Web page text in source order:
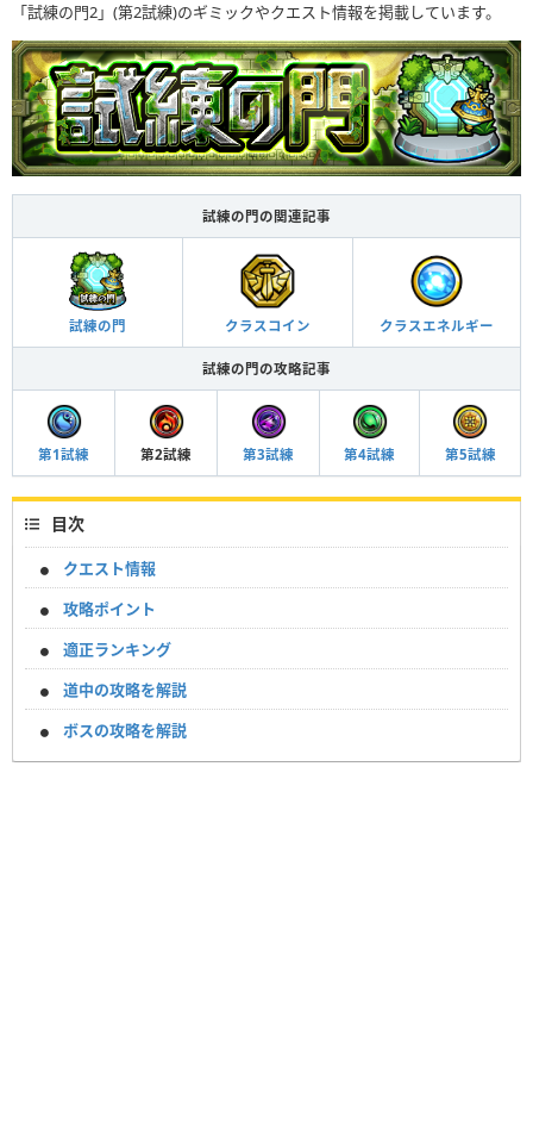
「試練の門2」(第2試練)のギミックやクエスト情報を掲載しています。
試練の門の関連記事
試練の門 クラスコイン クラスエネルギー
試練の門の攻略記事
第1試練 第2試練 第3試練 第4試練 第5試練
目次
クエスト情報
攻略ポイント
適正ランキング
道中の攻略を解説
ボスの攻略を解説